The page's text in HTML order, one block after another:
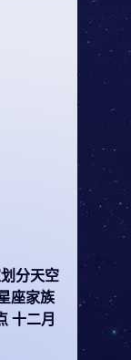
分天空
座家族
十二月